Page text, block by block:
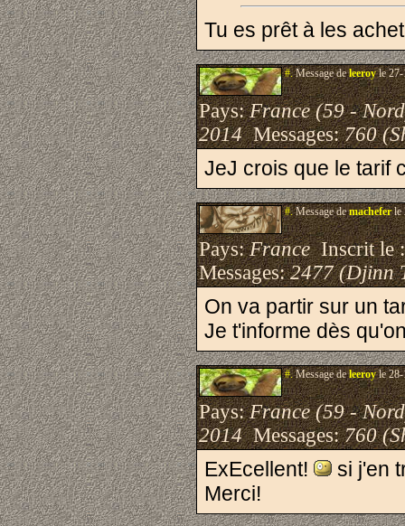
Tu es prêt à les
#.Message deleeroyle 27-
Pays:France (59 -
2014Messages:760
JeJ crois que le tarif
#.Message demacheferle
Pays:FranceInscrit le
Messages:2477 (Djinn
On va partir sur un
Je t'informe dès
#.Message deleeroyle 28-
Pays:France (59 -
2014Messages:760
ExEcellent!
si j'en
Merci!